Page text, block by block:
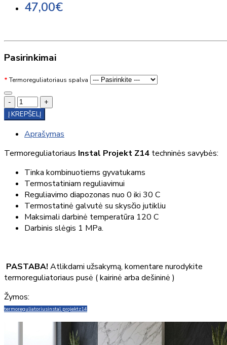
47,00€
Pasirinkimai
Termoreguliatoriaus spalva
-
+
Į KREPŠELĮ
Aprašymas
Termoreguliatoriaus Instal Projekt Z14 techninės savybės:
Tinka kombinuotiems gyvatukams
Termostatiniam reguliavimui
Reguliavimo diapozonas nuo 0 iki 30 C
Termostatinė galvutė su skysčio jutikliu
Maksimali darbinė temperatūra 120 C
Darbinis slėgis 1 MPa.
PASTABA! Atlikdami užsakymą, komentare nurodykite
termoreguliatoriaus pusė ( kairinė arba dešininė )
Žymos:
termoreguliatoriusinstal projektz14